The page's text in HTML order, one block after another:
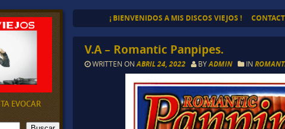
¡ BIENVENIDOS A MIS DISCOS VIEJOS !
V.A – Romantic Panpipes.
WRITTEN ONABRIL 24, 2022 BYADMIN IN
EVOCAR